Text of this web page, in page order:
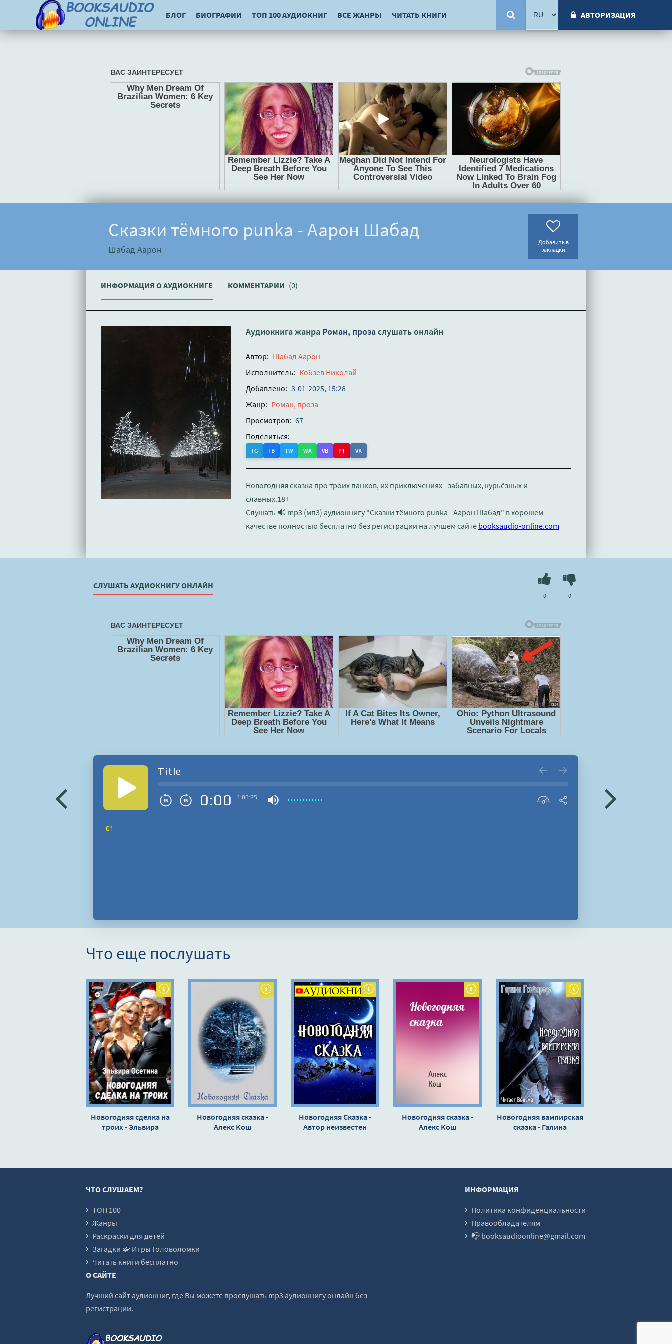
БЛОГ БИОГРАФИИ ТОП 100 АУДИОКНИГ ВСЕ ЖАНРЫ ЧИТАТЬ КНИГИ АВТОРИЗАЦИЯ
Сказки тёмного punka - Аарон Шабад
Шабад Аарон
Добавить в
закладки
ИНФОРМАЦИЯ О АУДИОКНИГЕ КОММЕНТАРИИ (0)
Аудиокнига жанра Роман, прозаслушать онлайн
Автор: Шабад Аарон
Исполнитель: Кобзев Николай
Добавлено: 3-01-2025, 15:28
Жанр: Роман, проза
Просмотров: 67
Поделиться:
TG FB TW WA VB PT VK
Новогодняя сказка про троих панков, их приключениях - забавных, курьёзных и
славных.18+
Слушать 🔊 mp3 (мп3) аудиокнигу "Сказки тёмного punka - Аарон Шабад" в хорошем
качестве полностью бесплатно без регистрации на лучшем сайте booksaudio-online.com
СЛУШАТЬ АУДИОКНИГУ ОНЛАЙН
0 0
Title
0:00 1:00:25
01
Что еще послушать
Новогодняя сделка на
троих - Эльвира
Новогодняя сказка -
Алекс Кош
Новогодняя Сказка -
Автор неизвестен
Новогодняя сказка -
Алекс Кош
Новогодняя вампирская
сказка - Галина
ЧТО СЛУШАЕМ?
ТОП 100
Жанры
Раскраски для детей
Загадки 🧩 Игры Головоломки
Читать книги бесплатно
ИНФОРМАЦИЯ
Политика конфиденциальности
Правообладателям
📭 booksaudioonline@gmail.com
О САЙТЕ
Лучший сайт аудиокниг, где Вы можете прослушать mp3 аудиокнигу онлайн без
регистрации.